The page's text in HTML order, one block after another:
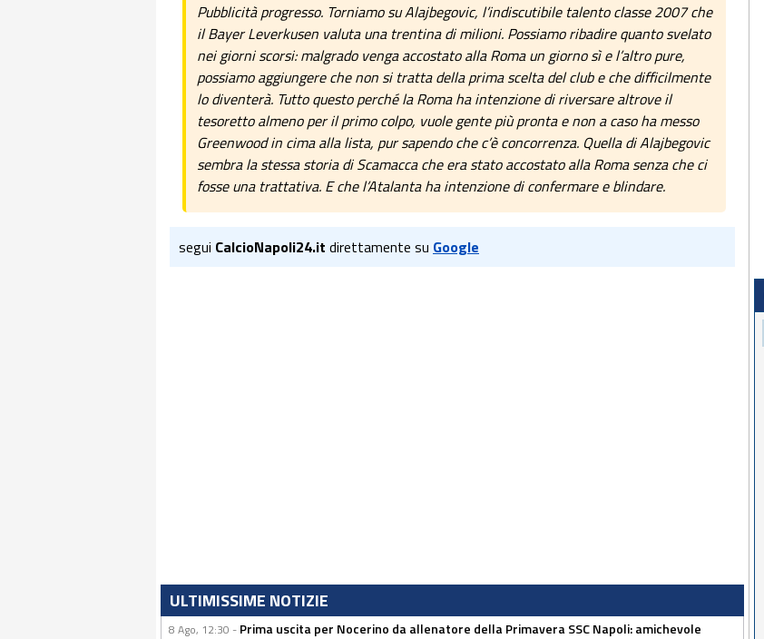
Pubblicità progresso. Torniamo su Alajbegovic, l’indiscutibile talento classe 2007 che
il Bayer Leverkusen valuta una trentina di milioni. Possiamo ribadire quanto svelato
nei giorni scorsi: malgrado venga accostato alla Roma un giorno sì e l’altro pure,
possiamo aggiungere che non si tratta della prima scelta del club e che difficilmente
lo diventerà. Tutto questo perché la Roma ha intenzione di riversare altrove il
tesoretto almeno per il primo colpo, vuole gente più pronta e non a caso ha messo
Greenwood in cima alla lista, pur sapendo che c’è concorrenza. Quella di Alajbegovic
sembra la stessa storia di Scamacca che era stato accostato alla Roma senza che ci
fosse una trattativa. E che l’Atalanta ha intenzione di confermare e blindare.
segui CalcioNapoli24.it direttamente su Google
ULTIMISSIME NOTIZIE
8 Ago, 12:30 - Prima uscita per Nocerino da allenatore della Primavera SSC Napoli: amichevole